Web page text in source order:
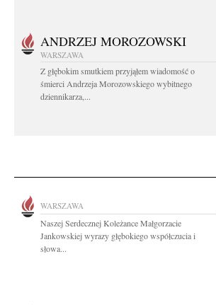
ANDRZEJ MOROZOWSKI
WARSZAWA
Z głębokim smutkiem przyjąłem wiadomość o
śmierci Andrzeja Morozowskiego wybitnego
dziennikarza,...
WARSZAWA
Naszej Serdecznej Koleżance Małgorzacie
Jankowskiej wyrazy głębokiego współczucia i
słowa...